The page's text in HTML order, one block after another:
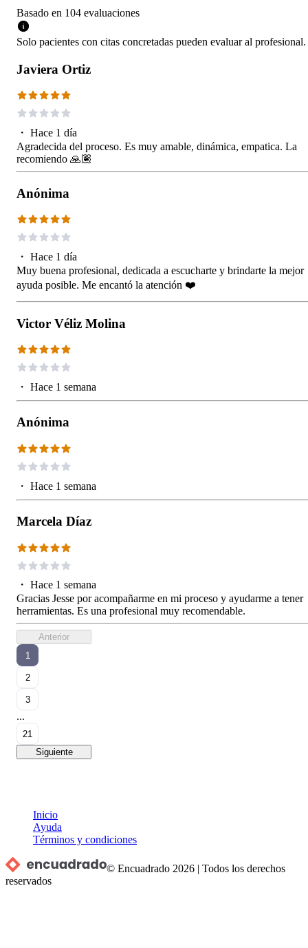
Basado en 104 evaluaciones
Solo pacientes con citas concretadas pueden evaluar al profesional.
Javiera Ortiz
・ Hace 1 día
Agradecida del proceso. Es muy amable, dinámica, empatica. La
recomiendo 🙏🏽
Anónima
・ Hace 1 día
Muy buena profesional, dedicada a escucharte y brindarte la mejor
ayuda posible. Me encantó la atención ❤️
Victor Véliz Molina
・ Hace 1 semana
Anónima
・ Hace 1 semana
Marcela Díaz
・ Hace 1 semana
Gracias Jesse por acompañarme en mi proceso y ayudarme a tener
herramientas. Es una profesional muy recomendable.
Anterior
1
2
3
...
21
Siguiente
Inicio
Ayuda
Términos y condiciones
© Encuadrado 2026 |Todos los derechos
reservados